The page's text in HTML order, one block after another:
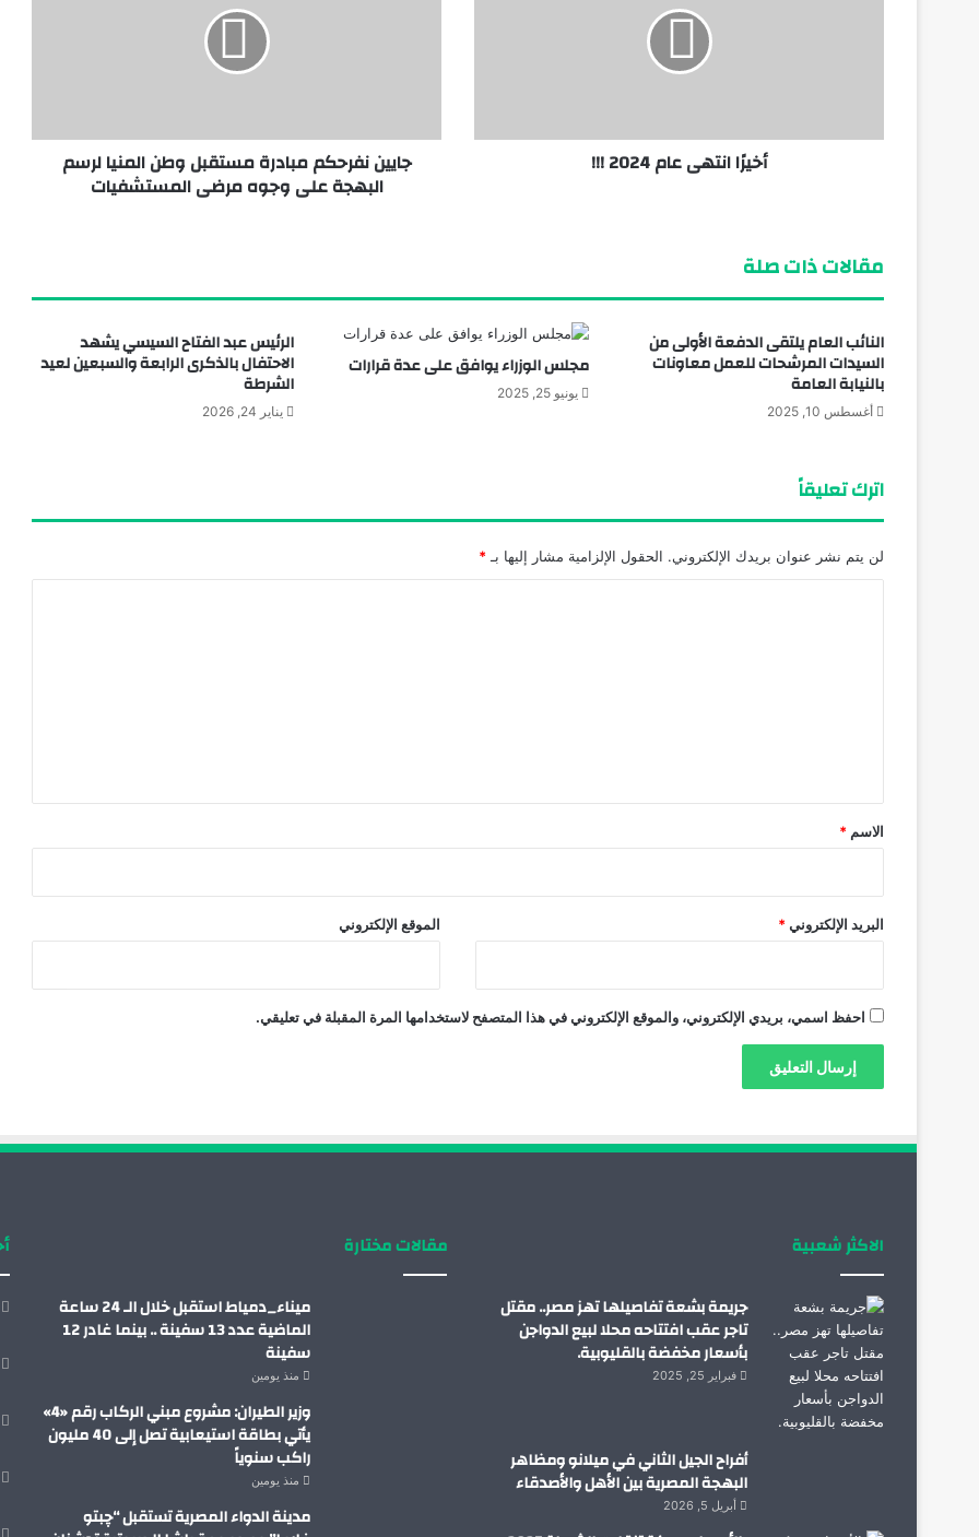
الكشف عن شواهد قبور وتوابيت وتمائم بمنطقة تل الدير بمحافظة دمياط
أخيرًا انتهى عام 2024 !!! جايين نفرحكم مبادرة مستقبل وطن المنيا لرسم
البهجة على وجوه مرضى المستشفيات
مقالات ذات صلة
النائب العام يلتقى الدفعة الأولى من
السيدات المرشحات للعمل معاونات
بالنيابة العامة
أغسطس 10, 2025
مجلس الوزراء يوافق على عدة قرارات
يونيو 25, 2025
الرئيس عبد الفتاح السيسي يشهد
الاحتفال بالذكرى الرابعة والسبعين لعيد
الشرطة
يناير 24, 2026
اترك تعليقاً
لن يتم نشر عنوان بريدك الإلكتروني. الحقول الإلزامية مشار إليها بـ *
*
الاسم *
البريد الإلكتروني * الموقع الإلكتروني
احفظ اسمي، بريدي الإلكتروني، والموقع الإلكتروني في هذا المتصفح لاستخدامها المرة المقبلة في تعليقي.
الاكثر شعبية
جريمة بشعة تفاصيلها تهز مصر.. مقتل
تاجر عقب افتتاحه محلا لبيع الدواجن
بأسعار مخفضة بالقليوبية.
فبراير 25, 2025
أفراح الجيل الثاني في ميلانو ومظاهر
البهجة المصرية بين الأهل والأصدقاء
أبريل 5, 2026
مقالات مختارة
ميناء_دمياط استقبل خلال الـ 24 ساعة
الماضية عدد 13 سفينة .. بينما غادر 12
سفينة
منذ يومين
وزير الطيران: مشروع مبني الركاب رقم «4»
يأتي بطاقة استيعابية تصل إلى 40 مليون
راكب سنوياً
منذ يومين
مدينة الدواء المصرية تستقبل “چبتو